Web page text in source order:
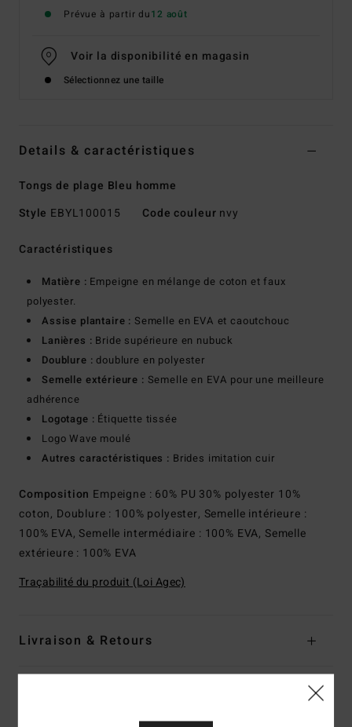
Prévue à partir du12 août
Voir la disponibilité en magasin
Sélectionnez une taille
Details & caractéristiques
Tongs de plage Bleu homme
Style EBYL100015 Code couleur nvy
Caractéristiques
Matière : Empeigne en mélange de coton et faux
polyester.
Assise plantaire : Semelle en EVA et caoutchouc
Lanières : Bride supérieure en nubuck
Doublure :doublure en polyester
Semelle extérieure : Semelle en EVA pour une meilleure
adhérence
Logotage : Étiquette tissée
Logo Wave moulé
Autres caractéristiques : Brides imitation cuir
Composition Empeigne : 60% PU 30% polyester 10%
coton, Doublure : 100% polyester, Semelle intérieure :
100% EVA, Semelle intermédiaire : 100% EVA, Semelle
extérieure : 100% EVA
Traçabilité du produit (Loi Agec)
Livraison & Retours